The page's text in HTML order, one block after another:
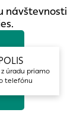
parc.č.:
size:0; mso-
mso-style-
mso-para-
mso-
návštevnosti
z úradu priamo
telefónu